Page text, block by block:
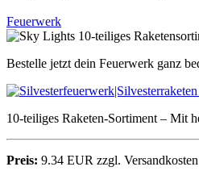
Feuerwerk
Bestelle jetzt dein Feuerwerk ganz
10-teiliges Raketen-Sortiment – Mit
Preis: 9.34 EUR zzgl. Versandkosten